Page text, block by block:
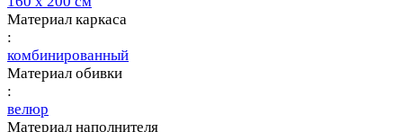
Материал каркаса
:
комбинированный
Материал обивки
:
велюр
Материал наполнителя